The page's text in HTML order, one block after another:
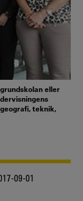
eller
teknik,
09-01